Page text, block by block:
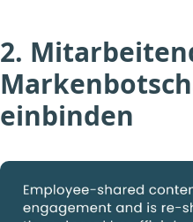
2.
einbinden